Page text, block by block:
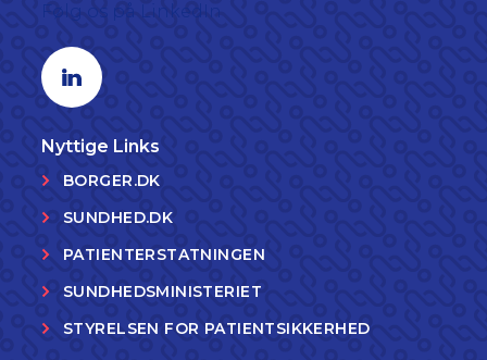
Linkedin profil
Nyttige Links
BORGER.DK
SUNDHED.DK
PATIENTERSTATNINGEN
SUNDHEDSMINISTERIET
STYRELSEN FOR PATIENTSIKKERHED